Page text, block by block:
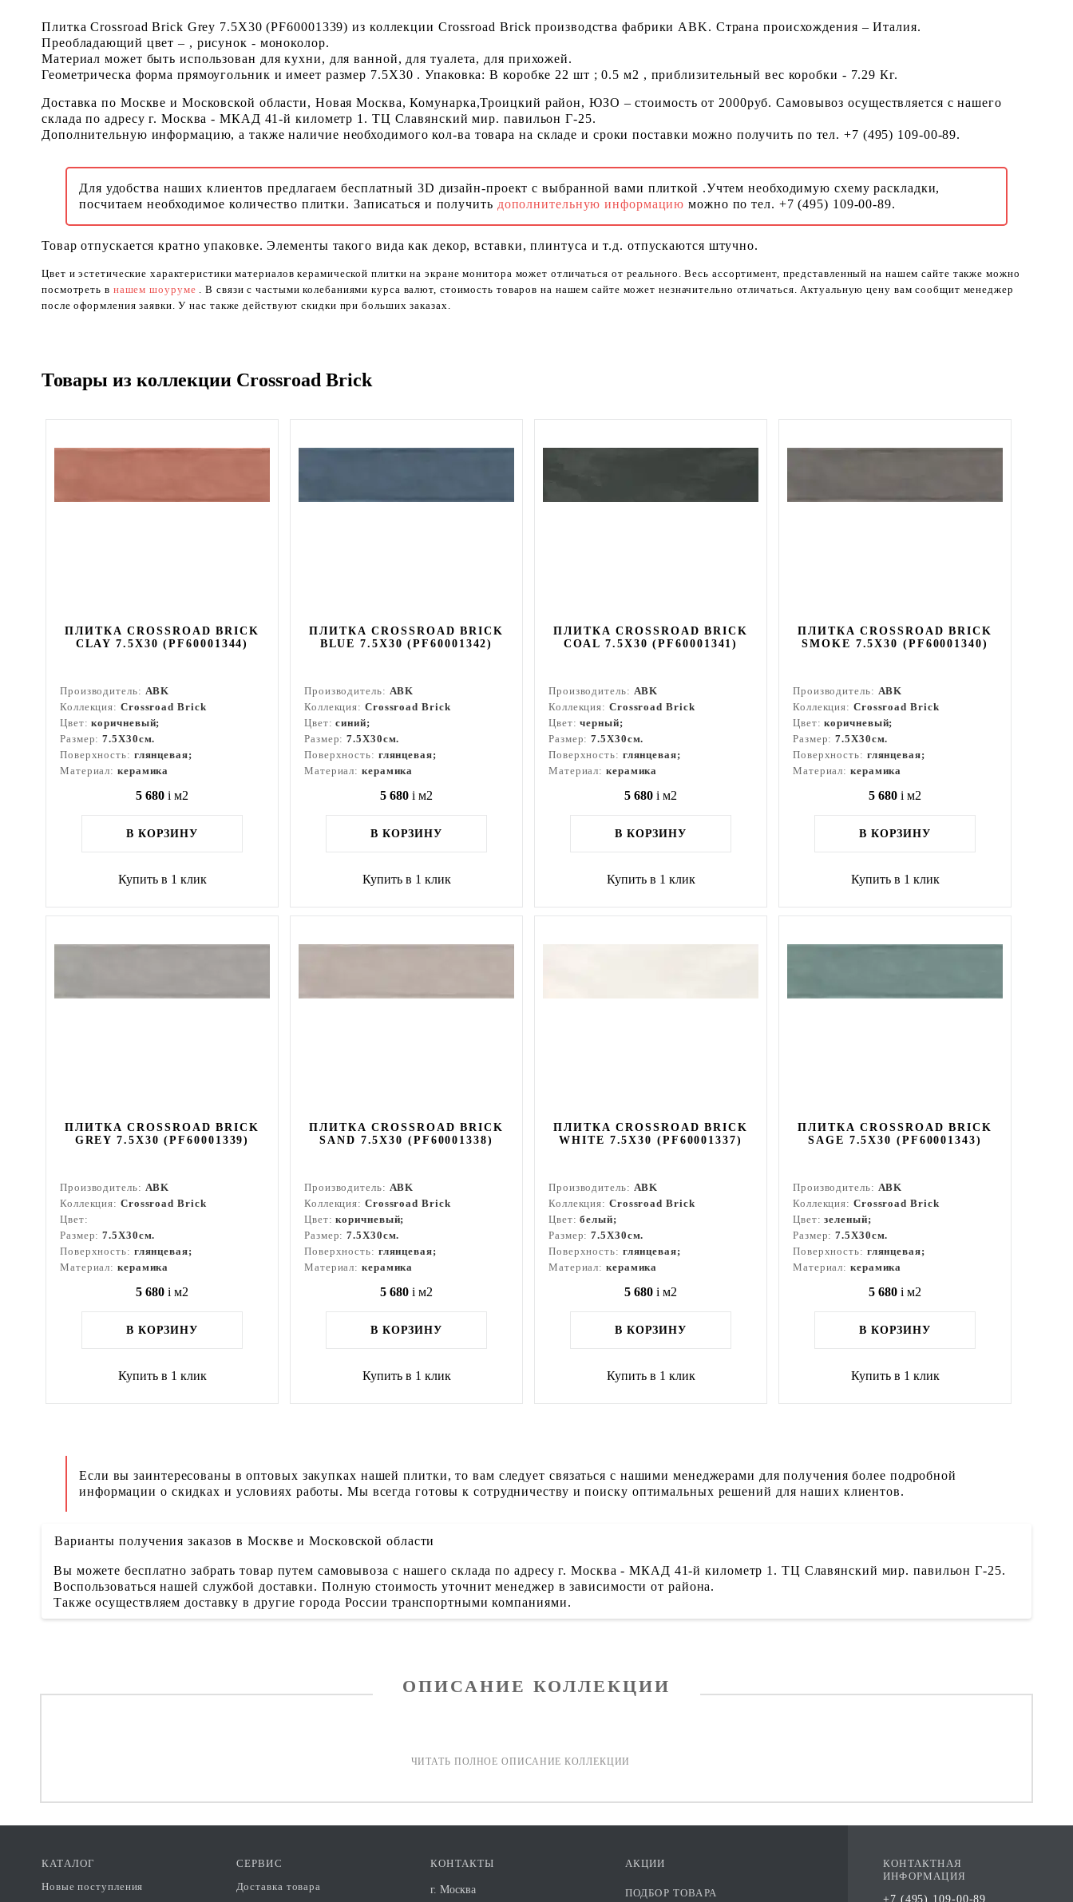
Плитка Crossroad Brick Grey 7.5X30 (PF60001339) из коллекции Crossroad Brick производства фабрики ABK. Страна происхождения – Италия.
Преобладающий цвет – , рисунок - моноколор.
Материал может быть использован для кухни, для ванной, для туалета, для прихожей.
Геометрическа форма прямоугольник и имеет размер 7.5X30 . Упаковка: В коробке 22 шт ; 0.5 м2 , приблизительный вес коробки - 7.29 Кг.
Доставка по Москве и Московской области, Новая Москва, Комунарка,Троицкий район, ЮЗО – стоимость от 2000руб. Самовывоз осуществляется с нашего
склада по адресу г. Москва - МКАД 41-й километр 1. ТЦ Славянский мир. павильон Г-25.
Дополнительную информацию, а также наличие необходимого кол-ва товара на складе и сроки поставки можно получить по тел. +7 (495) 109-00-89.
Для удобства наших клиентов предлагаем бесплатный 3D дизайн-проект с выбранной вами плиткой .Учтем необходимую схему раскладки,
посчитаем необходимое количество плитки. Записаться и получить дополнительную информациюможно по тел. +7 (495) 109-00-89.
Товар отпускается кратно упаковке. Элементы такого вида как декор, вставки, плинтуса и т.д. отпускаются штучно.
Цвет и эстетические характеристики материалов керамической плитки на экране монитора может отличаться от реального. Весь ассортимент, представленный на нашем сайте также можно
посмотреть в нашем шоуруме . В связи с частыми колебаниями курса валют, стоимость товаров на нашем сайте может незначительно отличаться. Актуальную цену вам сообщит менеджер
после оформления заявки. У нас также действуют скидки при больших заказах.
Товары из коллекции Crossroad Brick
ПЛИТКА CROSSROAD BRICK
CLAY 7.5X30 (PF60001344)
Производитель: ABK
Коллекция: Crossroad Brick
Цвет:коричневый;
Размер:7.5X30см.
Поверхность: глянцевая;
Материал: керамика
5 680 i м2
В КОРЗИНУ
Купить в 1 клик
ПЛИТКА CROSSROAD BRICK
BLUE 7.5X30 (PF60001342)
Производитель: ABK
Коллекция: Crossroad Brick
Цвет:синий;
Размер:7.5X30см.
Поверхность: глянцевая;
Материал: керамика
5 680 i м2
В КОРЗИНУ
Купить в 1 клик
ПЛИТКА CROSSROAD BRICK
COAL 7.5X30 (PF60001341)
Производитель: ABK
Коллекция: Crossroad Brick
Цвет:черный;
Размер:7.5X30см.
Поверхность: глянцевая;
Материал: керамика
5 680 i м2
В КОРЗИНУ
Купить в 1 клик
ПЛИТКА CROSSROAD BRICK
SMOKE 7.5X30 (PF60001340)
Производитель: ABK
Коллекция: Crossroad Brick
Цвет:коричневый;
Размер:7.5X30см.
Поверхность: глянцевая;
Материал: керамика
5 680 i м2
В КОРЗИНУ
Купить в 1 клик
ПЛИТКА CROSSROAD BRICK
GREY 7.5X30 (PF60001339)
Производитель: ABK
Коллекция: Crossroad Brick
Цвет:
Размер:7.5X30см.
Поверхность: глянцевая;
Материал: керамика
5 680 i м2
В КОРЗИНУ
Купить в 1 клик
ПЛИТКА CROSSROAD BRICK
SAND 7.5X30 (PF60001338)
Производитель: ABK
Коллекция: Crossroad Brick
Цвет:коричневый;
Размер:7.5X30см.
Поверхность: глянцевая;
Материал: керамика
5 680 i м2
В КОРЗИНУ
Купить в 1 клик
ПЛИТКА CROSSROAD BRICK
WHITE 7.5X30 (PF60001337)
Производитель: ABK
Коллекция: Crossroad Brick
Цвет:белый;
Размер:7.5X30см.
Поверхность: глянцевая;
Материал: керамика
5 680 i м2
В КОРЗИНУ
Купить в 1 клик
ПЛИТКА CROSSROAD BRICK
SAGE 7.5X30 (PF60001343)
Производитель: ABK
Коллекция: Crossroad Brick
Цвет:зеленый;
Размер:7.5X30см.
Поверхность: глянцевая;
Материал: керамика
5 680 i м2
В КОРЗИНУ
Купить в 1 клик
Если вы заинтересованы в оптовых закупках нашей плитки, то вам следует связаться с нашими менеджерами для получения более подробной
информации о скидках и условиях работы. Мы всегда готовы к сотрудничеству и поиску оптимальных решений для наших клиентов.
Варианты получения заказов в Москве и Московской области
Вы можете бесплатно забрать товар путем самовывоза с нашего склада по адресу г. Москва - МКАД 41-й километр 1. ТЦ Славянский мир. павильон Г-25.
Воспользоваться нашей службой доставки. Полную стоимость уточнит менеджер в зависимости от района.
Также осуществляем доставку в другие города России транспортными компаниями.
ОПИСАНИЕ КОЛЛЕКЦИИ
КОНТАКТНАЯ
ИНФОРМАЦИЯ
+7 (495) 109-00-89
КАТАЛОГ
Новые поступления
СЕРВИС
Доставка товара
КОНТАКТЫ
г. Москва
АКЦИИ
ПОДБОР ТОВАРА